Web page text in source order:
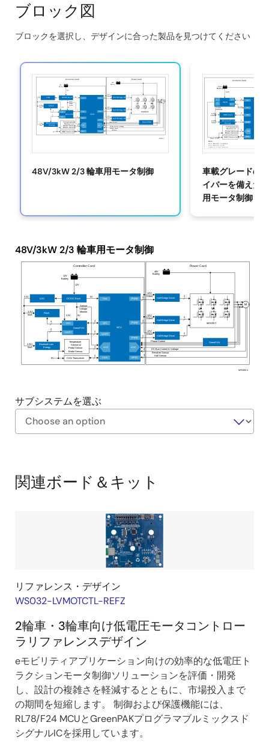
このPMICは、安全性と信頼性を向上させ、重要な車
す。
ブロック図
ブロックを選択し、デザインに合った製品を見つけてください
interactive
block
diagram
48V/3kW 2/3 輪車用モータ制御
車載グレードの
イバーを備えた
用モータ制御
48V/3kW 2/3 輪車用モータ制御
DC/DC Buck
LDO
Flash
Bluetooth Low
Energy
CAN Transceiver
Temperature
Sensor x2
Pedal Sensor
Brake Sensor
3.3V
3.3V/
5mA
3.3V/
5mA
5V
3.3V 5V
Sensor
Voltage
Monitor
5V
4
2
4
4
2
2
12V
12V
Battery
Half-Bridge Driver
Half-Bridge Driver
Half-Bridge Driver
2
12V/
0.8mA
12V/
0.8mA
12V/
0.8mA
2
2
2
48V
Battery
M
2
3
Hall Sensor
GreenPAK
2
2
DC-Bus Current & Voltage
Resolver Sensor
Phase Current
Power Card
Controller Card
WS032-1
GreenPAK
SPI
UART
MCU
VDD
ADC
SPI
UART
ADC
CAN GPIO
PWM
PWM
PWM
MOSFET
U V W
サブシステムを選ぶ
Diagram
関連ボード＆キット
リファレンス・デザイン
WS032-LVMOTCTL-REFZ
2輪車・3輪車向け低電圧モータコントロー
ラリファレンスデザイン
eモビリティアプリケーション向けの効率的な低電圧ト
ラクションモータ制御ソリューションを評価・開発
し、設計の複雑さを軽減するとともに、市場投入まで
の期間を短縮します。 制御および保護機能には、
RL78/F24 MCUとGreenPAKプログラマブルミックスド
シグナルICを採用しています。